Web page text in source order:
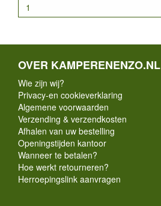
OVER KAMPERENENZO.NL
Wie zijn wij?
Privacy-en cookieverklaring
Algemene voorwaarden
Verzending & verzendkosten
Afhalen van uw bestelling
Openingstijden kantoor
Wanneer te betalen?
Hoe werkt retourneren?
Herroepingslink aanvragen